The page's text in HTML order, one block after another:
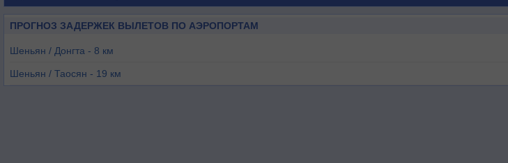
ПРОГНОЗ ЗАДЕРЖЕК ВЫЛЕТОВ ПО АЭРОПОРТАМ
Шеньян / Донгта - 8 км
Шеньян / Таосян - 19 км